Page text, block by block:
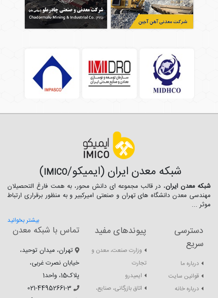
شبکه معدن ایران (ایمیکو/IMICO
)
شبکه معدن ایران، در قالب مجموعه ای دانش محور، به همت فارغ­ التحصیلان
مهندسی معدن دانشگاه ­های تهران و صنعتی امیرکبیر و به منظور برقراری ارتباط
موثر ...
بیشتر بخوانید
دسترسی
سریع
درباره ما
قوانین سایت
درباره خانه
پیوندهای مفید
وزارت صنعت، معدن و
تجارت
ایمیدرو
اتاق بازرگانی، صنایع،
تماس با شبکه معدن
تهران، میدان توحید،
خیابان نصرت غربی،
پلاک15، واحد1
021-44952661-3